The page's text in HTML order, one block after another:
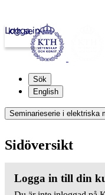
kth.se
Logga in
Sök
English
Seminarieserie i elektriska
Sidöversikt
Logga in till din